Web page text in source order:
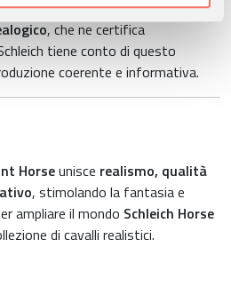
i quali potrebbero combinarle
ha fornito loro o che hanno
loro servizi.
unPaint Horse autentico, è
, che ne certifica
tiene conto di questo
coerente e informativa.
Horseunisce realismo, qualità
, stimolando la fantasia e
ampliare il mondo Schleich Horse
di cavalli realistici.